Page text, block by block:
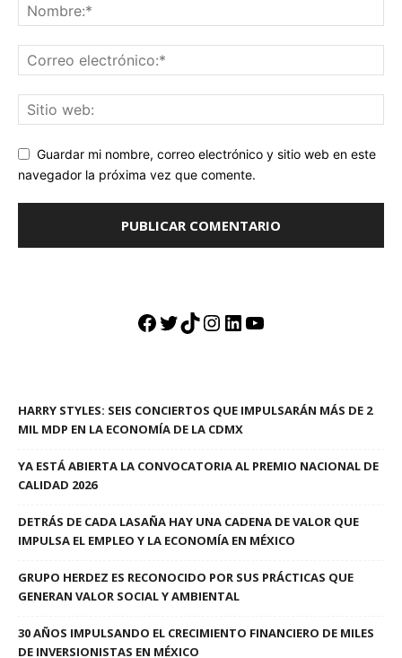
Guardar mi nombre, correo electrónico y sitio web en este
navegador la próxima vez que comente.
Facebook
Twitter
TikTok
Instagram
LinkedIn
YouTube
HARRY STYLES: SEIS CONCIERTOS QUE IMPULSARÁN MÁS DE 2
MIL MDP EN LA ECONOMÍA DE LA CDMX
YA ESTÁ ABIERTA LA CONVOCATORIA AL PREMIO NACIONAL DE
CALIDAD 2026
DETRÁS DE CADA LASAÑA HAY UNA CADENA DE VALOR QUE
IMPULSA EL EMPLEO Y LA ECONOMÍA EN MÉXICO
GRUPO HERDEZ ES RECONOCIDO POR SUS PRÁCTICAS QUE
GENERAN VALOR SOCIAL Y AMBIENTAL
30 AÑOS IMPULSANDO EL CRECIMIENTO FINANCIERO DE MILES
DE INVERSIONISTAS EN MÉXICO